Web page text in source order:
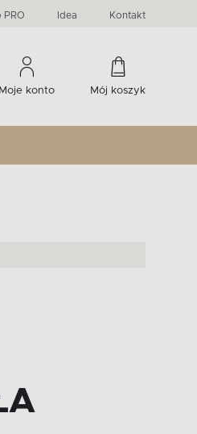
PRO Idea Kontakt
Moje konto Mój koszyk
RTV, witryny...
60